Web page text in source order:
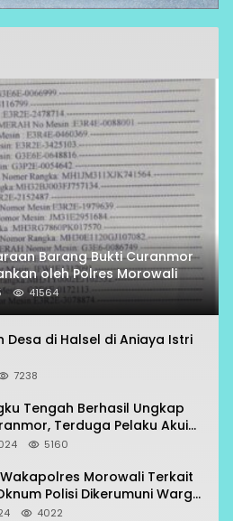
Barang Bukti Curanmor
oleh Polres Morowali
41564
Desa di Halsel di Aniaya Istri
7238
Tengah Berhasil Ungkap
Terduga Pelaku Akui
5160
Morowali Terkait
Polisi Dikerumuni Warga
4022